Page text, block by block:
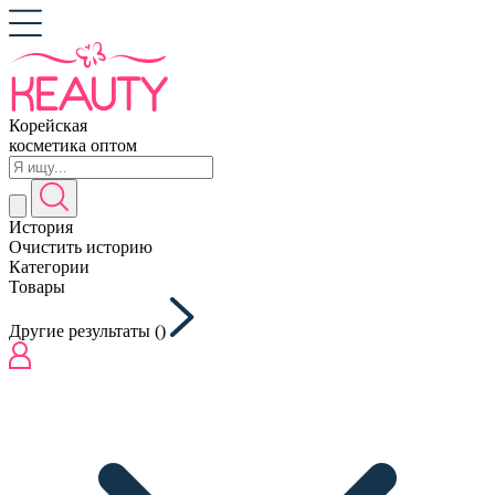
Корейская
косметика оптом
История
Очистить историю
Категории
Товары
Другие результаты ()